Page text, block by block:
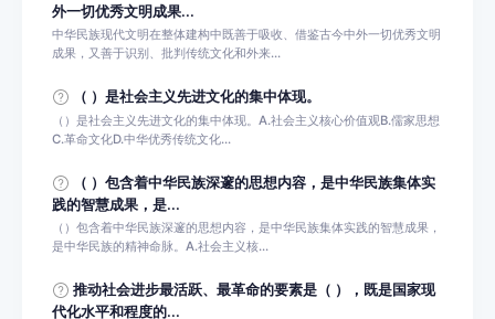
外一切优秀文明成果...
中华民族现代文明在整体建构中既善于吸收、借鉴古今中外一切优秀文明
成果，又善于识别、批判传统文化和外来...
（ ）是社会主义先进文化的集中体现。
（）是社会主义先进文化的集中体现。A.社会主义核心价值观B.儒家思想
C.革命文化D.中华优秀传统文化...
（ ）包含着中华民族深邃的思想内容，是中华民族集体实
践的智慧成果，是...
（）包含着中华民族深邃的思想内容，是中华民族集体实践的智慧成果，
是中华民族的精神命脉。A.社会主义核...
推动社会进步最活跃、最革命的要素是（ ），既是国家现
代化水平和程度的...